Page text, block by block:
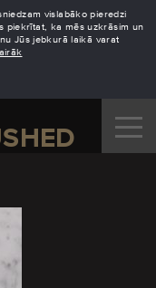
vislabāko pieredzi
piekrītat, ka mēs uzkrāsim un
Jūs jebkurā laikā varat